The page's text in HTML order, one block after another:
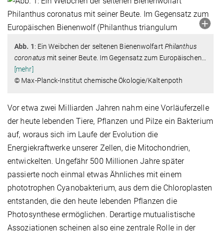
Abb. 1: Ein Weibchen der seltenen Bienenwolfart Philanthus
coronatusmit seiner Beute. Im Gegensatz zum Europäischen…
[mehr]
© Max-Planck-Institut chemische Ökologie/Kaltenpoth
Vor etwa zwei Milliarden Jahren nahm eine Vorläuferzelle
der heute lebenden Tiere, Pflanzen und Pilze ein Bakterium
auf, woraus sich im Laufe der Evolution die
Energiekraftwerke unserer Zellen, die Mitochondrien,
entwickelten. Ungefähr 500 Millionen Jahre später
passierte noch einmal etwas Ähnliches mit einem
phototrophen Cyanobakterium, aus dem die Chloroplasten
entstanden, die den heute lebenden Pflanzen die
Photosynthese ermöglichen. Derartige mutualistische
Assoziationen scheinen also eine zentrale Rolle in der